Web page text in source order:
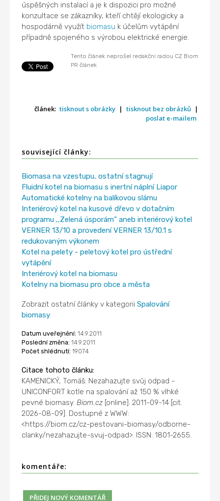
úspěšných instalací a je k dispozici pro možné
konzultace se zákazníky, kteří chtějí ekologicky a
hospodárně využít biomasu k účelům vytápění
případně spojeného s výrobou elektrické energie.
Tento článek neprošel redakční radou CZ Biom
PR článek
článek: tisknout s obrázky | tisknout bez obrázků |
poslat e-mailem
související články:
Biomasa na vzestupu, ostatní stagnují
Fluidní kotel na biomasu s inertní náplní Liapor
Automatické kotelny na balíkovou slámu
Interiérový kotel na kusové dřevo v dotačním
programu ,,Zelená úsporám” aneb interiérový kotel
VERNER 13/10 a provedení VERNER 13/10.1 s
redukovaným výkonem
Kotel na pelety - peletový kotel pro ústřední
vytápění
Interiérový kotel na biomasu
Kotelny na biomasu pro obce a města
Zobrazit ostatní články v kategoriiSpalování
biomasy
Datum uveřejnění: 14.9.2011
Poslední změna: 14.9.2011
Počet shlédnutí: 19074
Citace tohoto článku:
KAMENICKÝ, Tomáš: Nezahazujte svůj odpad -
UNICONFORT kotle na spalování až 150 % vlhké
pevné biomasy.Biom.cz [online]. 2011-09-14 [cit.
2026-08-09]. Dostupné z WWW:
<https://biom.cz/cz-pestovani-biomasy/odborne-
clanky/nezahazujte-svuj-odpad>. ISSN: 1801-2655.
komentáře: